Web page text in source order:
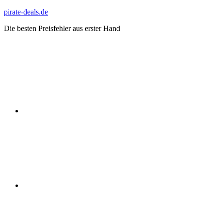
Zum
springen
pirate-deals.de
Die besten Preisfehler aus erster Hand